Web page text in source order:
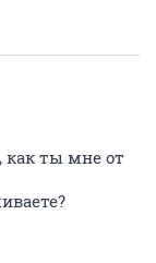
как ты мне от